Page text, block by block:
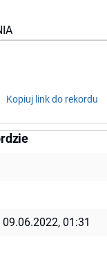
Kopiuj link do rekordu
09.06.2022, 01:31